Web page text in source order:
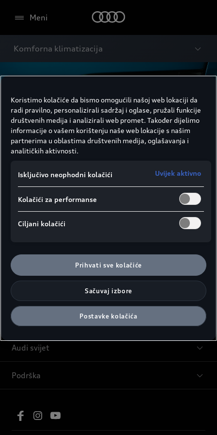
Meni
Komforna klimatizacija
Servis i oprema
Audi svijet
Podrška
Koristimo kolačiće da bismo omogućili našoj web lokaciji da
radi pravilno, personalizirali sadržaj i oglase, pružali funkcije
društvenih medija i analizirali web promet. Također dijelimo
informacije o vašem korištenju naše web lokacije s našim
partnerima u oblastima društvenih medija, oglašavanja i
analitičkih aktivnosti.
Isključivo neophodni kolačići Uvijek aktivno
Kolačići za performanse
Ciljani kolačići
Prihvati sve kolačiće
Sačuvaj izbore
Postavke kolačića